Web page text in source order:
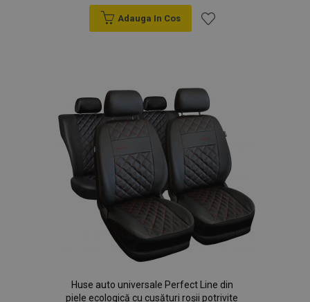
Adauga In Cos
Dorințe
Huse auto universale Perfect Line din
piele ecologică cu cusături roșii potrivite